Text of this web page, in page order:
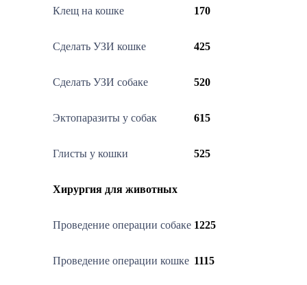
Клещ на кошке 170
Сделать УЗИ кошке 425
Сделать УЗИ собаке 520
Эктопаразиты у собак 615
Глисты у кошки 525
Хирургия для животных
Проведение операции собаке 1225
Проведение операции кошке 1115